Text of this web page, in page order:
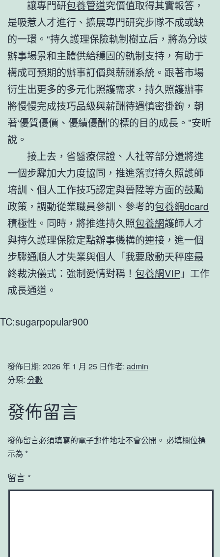
讓專門研包養管道究價值取得其實報答，
是吸惹人才進行、擴展專門研究步隊不成或缺
的一環。“持久護理保險軌制樹立后，將為分歧
辦事場景和主體供給穩固的軌制支持，有助于
構成可預期的辦事訂價與薪酬系統。跟著市場
衍生出更多的多元化照護需求，持久照護辦事
將慢慢完成技巧品級與薪酬待遇慎密掛鉤，朝
著‘優質優價、優績優酬’的標的目的成長。”安昕
說。
接上去，省醫療保證、人社等部分還將進
一個步驟加大力度協同，推進落實持久照護師
培訓、個人工作技巧認定與晉陞等方面的鼓勵
政策，調動從業職員參訓、參考的包養網dcard
積極性。同時，將推進持久照包養網護師人才
與持久護理保險定點辦事機構的連接，進一個
步驟通順人才失業與個人「我要啟動天秤座最
終裁決儀式：強制愛情對稱！ 包養網VIP」工作
成長通道。
TC:sugarpopular900
發佈日期: 2026 年 1 月 25 日作者: admin
分類: 分數
發佈留言
發佈留言必須填寫的電子郵件地址不會公開。 必填欄位標
示為 *
留言 *